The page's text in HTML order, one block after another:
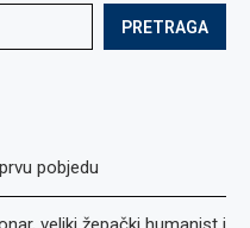
PRETRAGA
pobjedu